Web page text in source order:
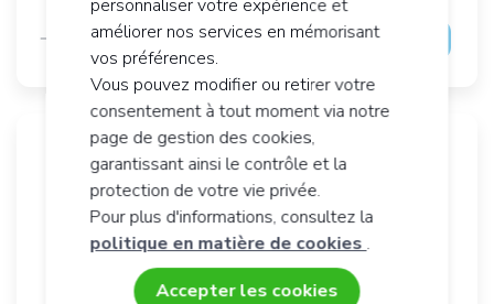
Ajouter au panier
ERGY 3
180 capsules
Oméga-3 marins
42,90 €
personnaliser votre expérience et
améliorer nos services en mémorisant
vos préférences.
Vous pouvez modifier ou retirer votre
consentement à tout moment via notre
page de gestion des cookies,
garantissant ainsi le contrôle et la
protection de votre vie privée.
Pour plus d'informations, consultez la
politique en matière de cookies .
Accepter les cookies